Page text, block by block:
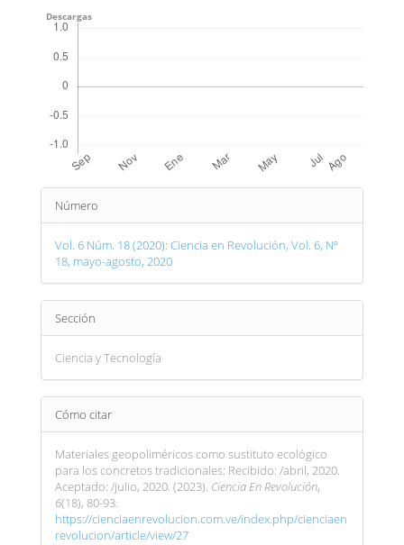
Descargas
Detalles
del
artículo
Número
Vol. 6 Núm. 18 (2020): Ciencia en Revolución, Vol. 6, Nº
18, mayo-agosto, 2020
Sección
Ciencia y Tecnología
Cómo citar
Materiales geopoliméricos como sustituto ecológico
para los concretos tradicionales: Recibido: /abril, 2020.
Aceptado: /julio, 2020. (2023). Ciencia En Revolución,
6(18), 80-93.
https://cienciaenrevolucion.com.ve/index.php/cienciaen
revolucion/article/view/27